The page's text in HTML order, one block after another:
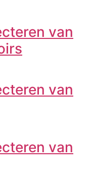
van
van
van